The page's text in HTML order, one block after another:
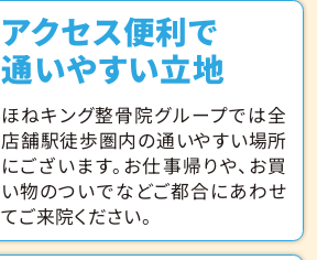
アクセス便利で
通いやすい立地
ほねキング整骨院グループでは全
店舗駅徒歩圏内の通いやすい場所
にございます。お仕事帰りや、お買
い物のついでなどご都合にあわせ
てご来院ください。